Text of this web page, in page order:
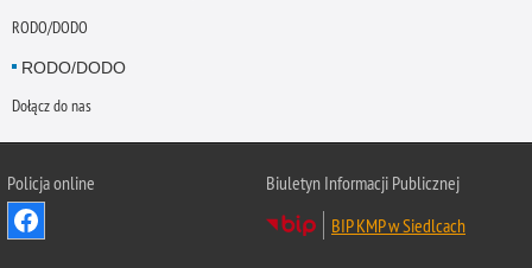
RODO/DODO
RODO/DODO
Dołącz do nas
Policja online
Biuletyn Informacji Publicznej
BIP KMP w Siedlcach